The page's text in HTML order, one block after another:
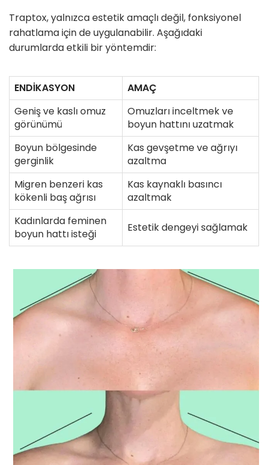
Traptox, yalnızca estetik amaçlı değil, fonksiyonel
rahatlama için de uygulanabilir. Aşağıdaki
durumlarda etkili bir yöntemdir:
ENDIKASYON
AMAÇ
Geniş ve kaslı omuz
görünümü
Omuzları inceltmek ve
boyun hattını uzatmak
Boyun bölgesinde
gerginlik
Kas gevşetme ve ağrıyı
azaltma
Migren benzeri kas
kökenli baş ağrısı
Kas kaynaklı basıncı
azaltmak
Kadınlarda feminen
boyun hattı isteği
Estetik dengeyi sağlamak